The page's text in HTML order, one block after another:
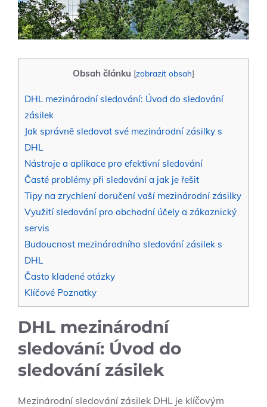
Obsah článku [zobrazit obsah]
DHL mezinárodní sledování: Úvod do sledování
zásilek
Jak správně sledovat své mezinárodní zásilky s
DHL
Nástroje a aplikace pro efektivní sledování
Časté problémy při sledování a jak je řešit
Tipy na zrychlení doručení vaší mezinárodní zásilky
Využití sledování pro obchodní účely a zákaznický
servis
Budoucnost mezinárodního sledování zásilek s
DHL
Často kladené otázky
Klíčové Poznatky
DHL mezinárodní
sledování: Úvod do
sledování zásilek
Mezinárodní sledování zásilek DHL je klíčovým